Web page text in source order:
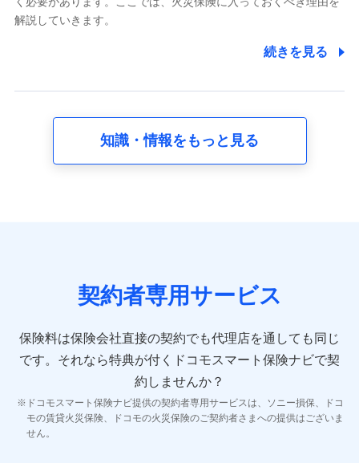
採用選考および入社手続を実施するため
8.取引先個人情報
取引先としての選定業務、営業情報の提供業務、契約締結手
10.受託業務の 個人情報
11.マイカー通勤管理クラウド並びに法人向けASPサー
ビスに関してのお問い合わせ情報
各種お問い合わせに対応するため
当社のサービスに関する情報提供や、皆様に有用なお知らせ
をお送りするため
解説していきます。
続きを見る
知識・情報をもっと見る
契約者専用サービス
保険料は保険会社直接の契約でも代理店を通しても同じ
です。 それなら特典が付くドコモスマート保険ナビで契
約しませんか？
ドコモスマート保険ナビ提供の契約者専用サービスは、ソニー損保、ドコ
モの賃貸火災保険、ドコモの火災保険のご契約者さまへの提供はございま
せん。